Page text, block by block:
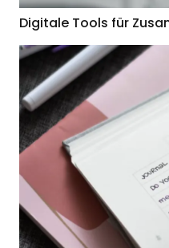
Digitale Tools für